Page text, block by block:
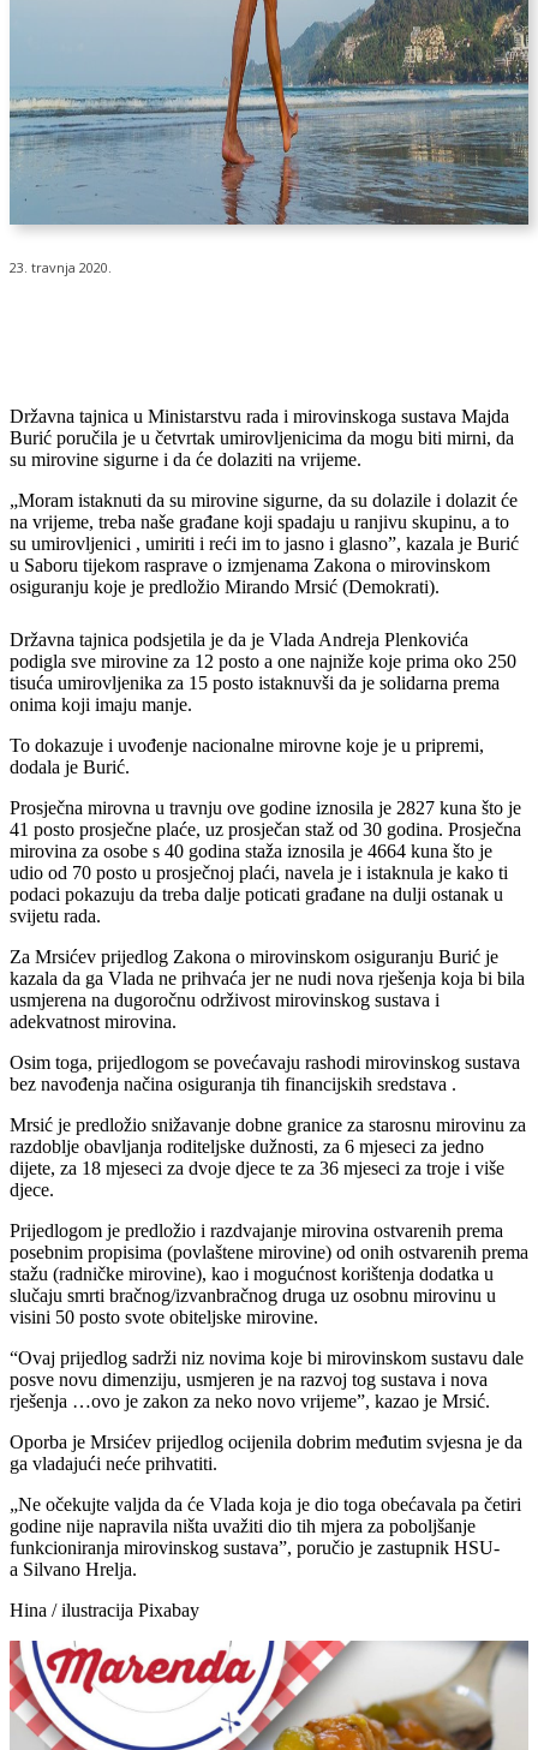
23. travnja 2020.
Državna tajnica u Ministarstvu rada i mirovinskoga sustava Majda
Burić poručila je u četvrtak umirovljenicima da mogu biti mirni, da
su mirovine sigurne i da će dolaziti na vrijeme.
„Moram istaknuti da su mirovine sigurne, da su dolazile i dolazit će
na vrijeme, treba naše građane koji spadaju u ranjivu skupinu, a to
su umirovljenici , umiriti i reći im to jasno i glasno”, kazala je Burić
u Saboru tijekom rasprave o izmjenama Zakona o mirovinskom
osiguranju koje je predložio Mirando Mrsić (Demokrati).
Državna tajnica podsjetila je da je Vlada Andreja Plenkovića
podigla sve mirovine za 12 posto a one najniže koje prima oko 250
tisuća umirovljenika za 15 posto istaknuvši da je solidarna prema
onima koji imaju manje.
To dokazuje i uvođenje nacionalne mirovne koje je u pripremi,
dodala je Burić.
Prosječna mirovna u travnju ove godine iznosila je 2827 kuna što je
41 posto prosječne plaće, uz prosječan staž od 30 godina. Prosječna
mirovina za osobe s 40 godina staža iznosila je 4664 kuna što je
udio od 70 posto u prosječnoj plaći, navela je i istaknula je kako ti
podaci pokazuju da treba dalje poticati građane na dulji ostanak u
svijetu rada.
Za Mrsićev prijedlog Zakona o mirovinskom osiguranju Burić je
kazala da ga Vlada ne prihvaća jer ne nudi nova rješenja koja bi bila
usmjerena na dugoročnu održivost mirovinskog sustava i
adekvatnost mirovina.
Osim toga, prijedlogom se povećavaju rashodi mirovinskog sustava
bez navođenja načina osiguranja tih financijskih sredstava .
Mrsić je predložio snižavanje dobne granice za starosnu mirovinu za
razdoblje obavljanja roditeljske dužnosti, za 6 mjeseci za jedno
dijete, za 18 mjeseci za dvoje djece te za 36 mjeseci za troje i više
djece.
Prijedlogom je predložio i razdvajanje mirovina ostvarenih prema
posebnim propisima (povlaštene mirovine) od onih ostvarenih prema
stažu (radničke mirovine), kao i mogućnost korištenja dodatka u
slučaju smrti bračnog/izvanbračnog druga uz osobnu mirovinu u
visini 50 posto svote obiteljske mirovine.
“Ovaj prijedlog sadrži niz novima koje bi mirovinskom sustavu dale
posve novu dimenziju, usmjeren je na razvoj tog sustava i nova
rješenja …ovo je zakon za neko novo vrijeme”, kazao je Mrsić.
Oporba je Mrsićev prijedlog ocijenila dobrim međutim svjesna je da
ga vladajući neće prihvatiti.
„Ne očekujte valjda da će Vlada koja je dio toga obećavala pa četiri
godine nije napravila ništa uvažiti dio tih mjera za poboljšanje
funkcioniranja mirovinskog sustava”, poručio je zastupnik HSU-
a Silvano Hrelja.
Hina / ilustracija Pixabay